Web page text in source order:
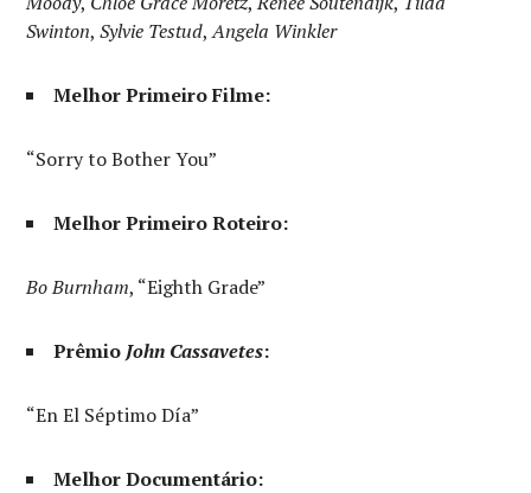
Swinton,Sylvie Testud,Angela Winkler
Melhor Primeiro Filme:
“Sorry to Bother You”
Melhor Primeiro Roteiro:
Bo Burnham, “Eighth Grade”
Prêmio John Cassavetes:
“En El Séptimo Día”
Melhor Documentário: